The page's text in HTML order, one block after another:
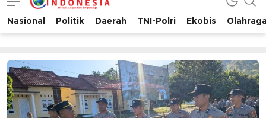
Media Jurnal Indonesia
Bersama Membangun Indonesia
Nasional Politik Daerah TNI-Polri Ekobis